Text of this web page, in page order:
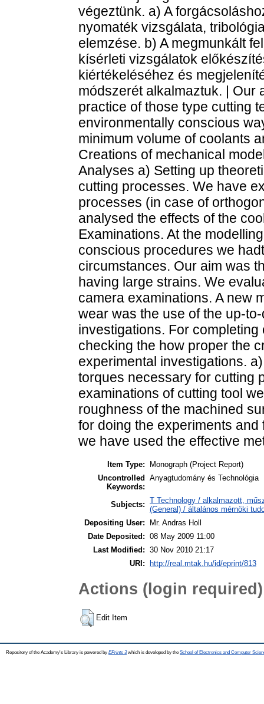
végeztünk. a) A
nyomaték vizsgálata,
elemzése. b) A megmunkált
kísérleti vizsgálatok
kiértékeléséhez és
módszerét alkalmaztuk. | Our
practice of those type cutting
environmentally conscious
minimum volume of coolants
Creations of mechanical
Analyses a) Setting up
cutting processes. We have
processes (in case of
analysed the effects of the
Examinations. At the
conscious procedures we
circumstances. Our aim was
having large strains. We
camera examinations. A new
wear was the use of the up-
investigations. For
checking the how proper the
experimental investigations.
torques necessary for cutting
examinations of cutting tool
roughness of the machined
for doing the experiments
we have used the effective
Item Type:
Monograph (Project Report)
Uncontrolled
Keywords:
Anyagtudomány és Technológia
Subjects: T Technology / alkalmazott,
(General) / általános mérnöki
Depositing User:
Mr. Andras Holl
Date Deposited: 08 May 2009 11:00
Last Modified: 30 Nov 2010 21:17
URI: http://real.mtak.hu/id/eprint/813
Actions (login required)
Edit Item
Repository of the Academy's Library is powered by EPrints 3which is developed by the School of Electronics and Computer